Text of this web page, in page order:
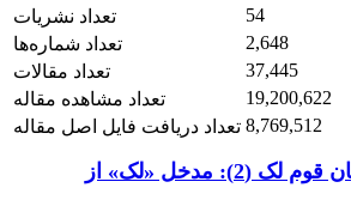
تعداد نشریات
54
تعداد شماره‌ها
2,648
تعداد مقالات
37,445
تعداد مشاهده مقاله
19,200,622
تعداد دریافت فایل اصل مقاله 8,769,512
دربارۀ فرهنگ و زبان قوم لک (2): مدخل «لک» از